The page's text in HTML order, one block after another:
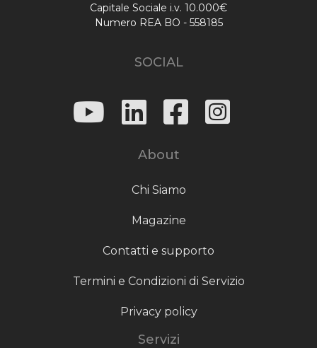
Capitale Sociale i.v. 10.000€
Numero REA BO - 558185
SOCIAL
About
Chi Siamo
Magazine
Contatti e supporto
Termini e Condizioni di Servizio
Privacy policy
Servizi